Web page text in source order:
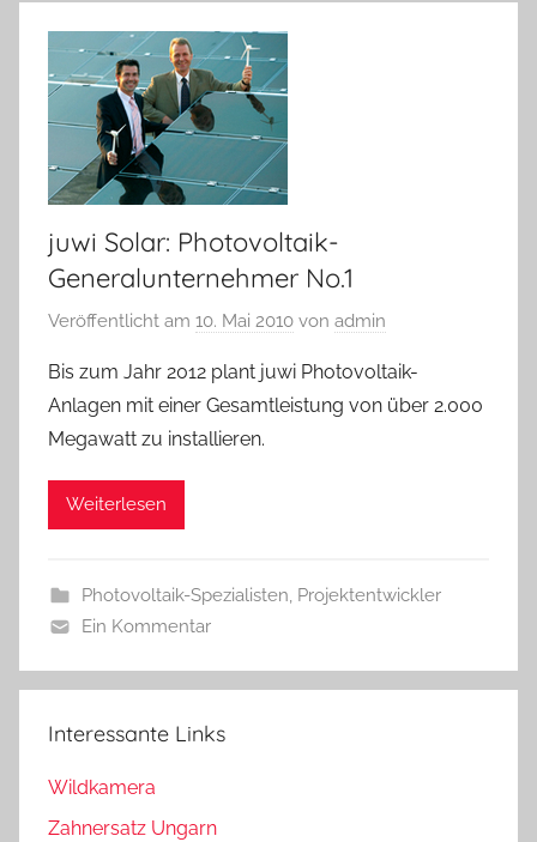
juwi Solar: Photovoltaik-
Generalunternehmer No.1
Veröffentlicht am 10. Mai 2010 von admin
Bis zum Jahr 2012 plant juwi Photovoltaik-
Anlagen mit einer Gesamtleistung von über 2.000
Megawatt zu installieren.
Weiterlesen
Photovoltaik-Spezialisten Projektentwickler
Ein Kommentar
Interessante Links
Wildkamera
Zahnersatz Ungarn